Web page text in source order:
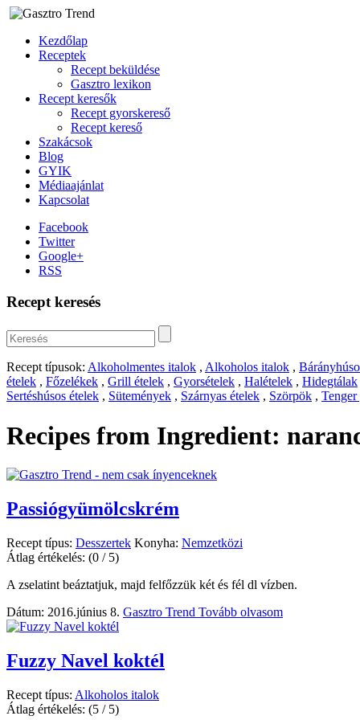
Kezdőlap
Receptek
Recept beküldése
Gasztro lexikon
Recept keresők
Recept gyorskereső
Recept kereső
Szakácsok
Blog
GYIK
Médiaajánlat
Kapcsolat
Facebook
Twitter
Google+
RSS
Recept keresés
Recept típusok: Alkoholmentes italok , Alkoholos italok ,
ételek , Főzelékek , Grill ételek , Gyorsételek , Halételek , Hidegtálak
Sertéshúsos ételek , Sütemények , Szárnyas ételek , Szörpök ,
Recipes from Ingredient:
Passiógyümölcskrém
Recept típus: Desszertek Konyha: Nemzetközi
Átlag értékelés: (0 / 5)
A zselatint beáztatjuk, majd felfőzzük két és fél dl vízben.
Dátum: 2016.június 8. Gasztro Trend Tovább olvasom
Fuzzy Navel koktél
Recept típus: Alkoholos italok
Átlag értékelés: (5 / 5)